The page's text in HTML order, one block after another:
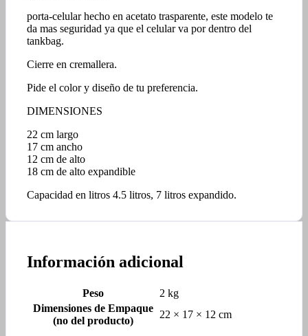
porta-celular hecho en acetato trasparente, este modelo te
da mas seguridad ya que el celular va por dentro del
tankbag.
Cierre en cremallera.
Pide el color y diseño de tu preferencia.
DIMENSIONES
22 cm largo
17 cm ancho
12 cm de alto
18 cm de alto expandible
Capacidad en litros 4.5 litros, 7 litros expandido.
Información adicional
Peso
2 kg
Dimensiones de Empaque
(no del producto)
22 × 17 × 12 cm